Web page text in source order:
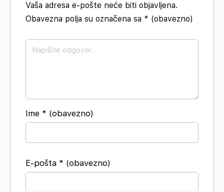
Vaša adresa e-pošte neće biti objavljena.
Obavezna polja su označena sa * (obavezno)
Ime * (obavezno)
E-pošta * (obavezno)